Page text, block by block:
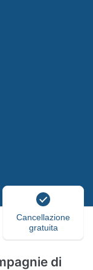
Cancellazione
gratuita
di